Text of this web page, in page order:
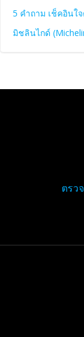
5 คำถาม เช็คอินใ
มิชลินไกด์
ตรว